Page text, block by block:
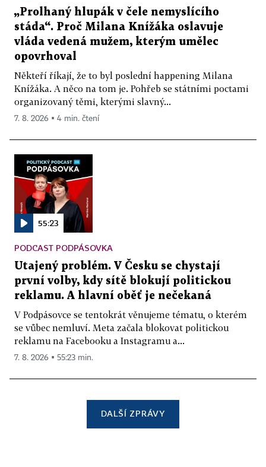
„Prolhaný hlupák v čele nemyslícího
stáda“. Proč Milana Knížáka oslavuje
vláda vedená mužem, kterým umělec
opovrhoval
Někteří říkají, že to byl poslední happening Milana
Knížáka. A něco na tom je. Pohřeb se státními poctami
organizovaný těmi, kterými slavný...
7. 8. 2026 ▪ 4 min. čtení
55:23
PODCAST PODPÁSOVKA
Utajený problém. V Česku se chystají
první volby, kdy sítě blokují politickou
reklamu. A hlavní oběť je nečekaná
V Podpásovce se tentokrát věnujeme tématu, o kterém
se vůbec nemluví. Meta začala blokovat politickou
reklamu na Facebooku a Instagramu a...
7. 8. 2026 ▪ 55:23 min.
DALŠÍ ZPRÁVY